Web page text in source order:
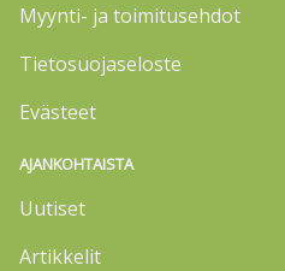
Myynti- ja toimitusehdot
Tietosuojaseloste
Evästeet
AJANKOHTAISTA
Uutiset
Artikkelit